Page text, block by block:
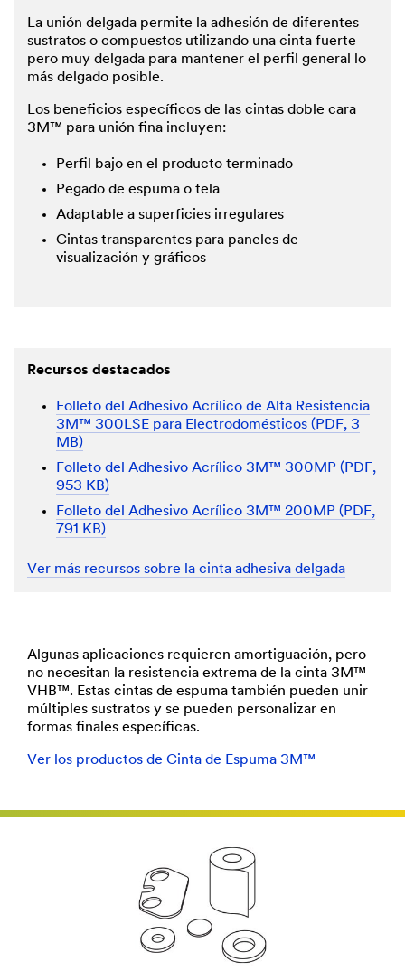
La unión delgada permite la adhesión de diferentes
sustratos o compuestos utilizando una cinta fuerte
pero muy delgada para mantener el perfil general lo
más delgado posible.
Los beneficios específicos de las cintas doble cara
3M™ para unión fina incluyen:
Perfil bajo en el producto terminado
Pegado de espuma o tela
Adaptable a superficies irregulares
Cintas transparentes para paneles de
visualización y gráficos
Recursos destacados
Folleto del Adhesivo Acrílico de Alta Resistencia
3M™ 300LSE para Electrodomésticos (PDF, 3
MB)
Folleto del Adhesivo Acrílico 3M™ 300MP (PDF,
953 KB)
Folleto del Adhesivo Acrílico 3M™ 200MP (PDF,
791 KB)
Ver más recursos sobre la cinta adhesiva delgada
Algunas aplicaciones requieren amortiguación, pero
no necesitan la resistencia extrema de la cinta 3M™
VHB™. Estas cintas de espuma también pueden unir
múltiples sustratos y se pueden personalizar en
formas finales específicas.
Ver los productos de Cinta de Espuma 3M™